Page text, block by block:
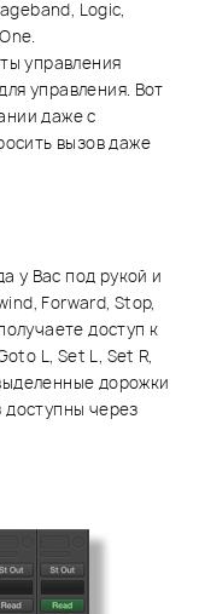
Logic,
управления
управления. Вот
даже с
вызов даже
у Вас под рукой и
Forward, Stop,
доступ к
L, Set L, Set R,
дорожки
доступны через